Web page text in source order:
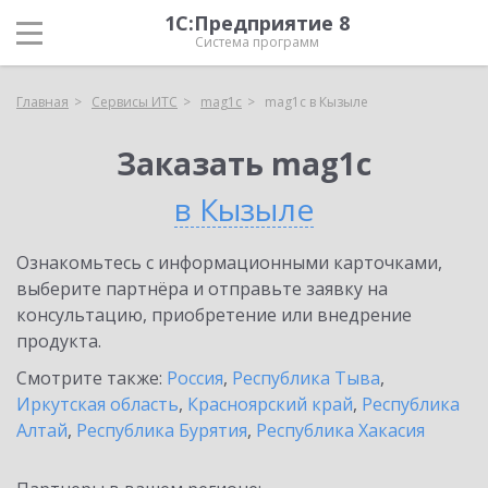
1С:Предприятие 8
Система программ
Главная Сервисы ИТС mag1c mag1c в Кызыле
Заказать mag1c
в Кызыле
Ознакомьтесь с информационными карточками,
выберите партнёра и отправьте заявку на
консультацию, приобретение или внедрение
продукта.
Смотрите также: Россия, Республика Тыва,
Иркутская область, Красноярский край, Республика
Алтай, Республика Бурятия, Республика Хакасия